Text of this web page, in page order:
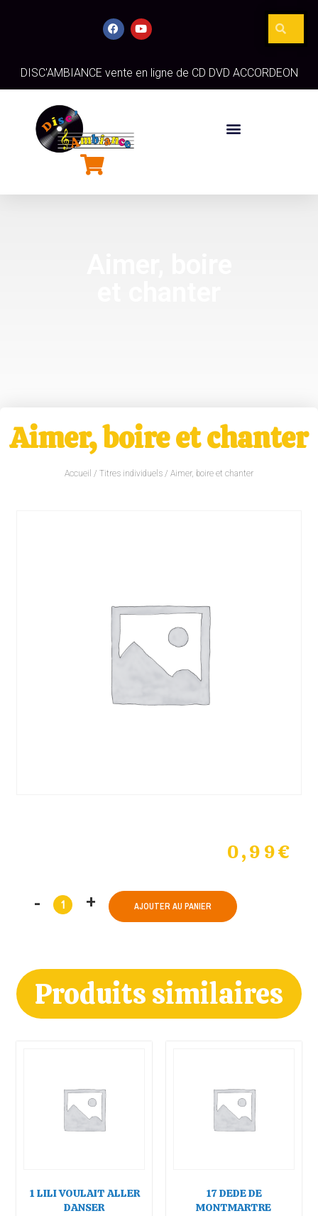
DISC'AMBIANCE vente en ligne de CD DVD ACCORDEON
Aimer, boire et chanter
Accueil / Titres individuels / Aimer, boire et chanter
0,99€
AJOUTER AU PANIER
Produits similaires
1 LILI VOULAIT ALLER
DANSER
17 DEDE DE
MONTMARTRE